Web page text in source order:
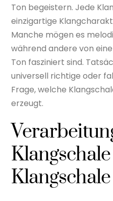
Ton begeistern. Jede
einzigartige
Manche mögen es
während andere von
Ton fasziniert sind.
universell richtige oder
Frage, welche
erzeugt.
Klangschale